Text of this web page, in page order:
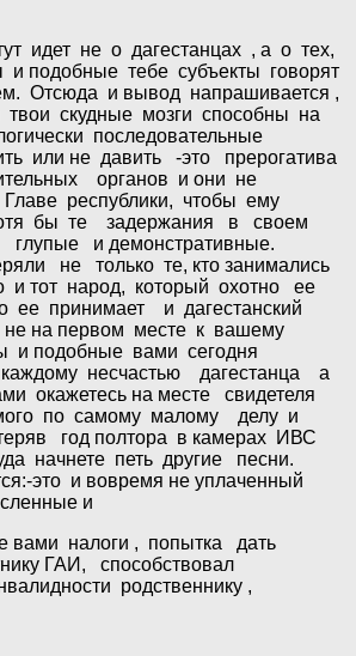
идет не о дагестанцах , а о тех,
и подобные тебе субъекты говорят
Отсюда и вывод напрашивается ,
твои скудные мозги способны на
последовательные
или не давить -это прерогатива
органов и они не
республики, чтобы ему
бы те задержания в своем
глупые и демонстративные.
не только те, кто занимались
и тот народ, который охотно ее
ее принимает и дагестанский
на первом месте к вашему
и подобные вами сегодня
каждому несчастью дагестанца а
окажетесь на месте свидетеля
по самому малому делу и
год полтора в камерах ИВС
начнете петь другие песни.
это и вовремя не уплаченный
и
вами налоги , попытка дать
ГАИ, способствовал
родственнику ,